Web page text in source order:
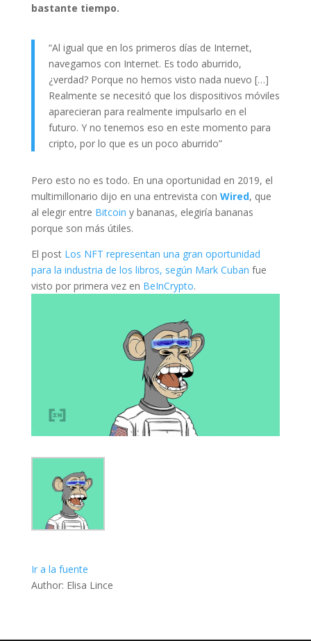
bastante tiempo.
“Al igual que en los primeros días de Internet,
navegamos con Internet. Es todo aburrido,
¿verdad? Porque no hemos visto nada nuevo […]
Realmente se necesitó que los dispositivos móviles
aparecieran para realmente impulsarlo en el
futuro. Y no tenemos eso en este momento para
cripto, por lo que es un poco aburrido”
Pero esto no es todo. En una oportunidad en 2019, el
multimillonario dijo en una entrevista con Wired, que
al elegir entre Bitcoin y bananas, elegiría bananas
porque son más útiles.
El post Los NFT representan una gran oportunidad
para la industria de los libros, según Mark Cuban fue
visto por primera vez en BeInCrypto.
Ir a la fuente
Author: Elisa Lince